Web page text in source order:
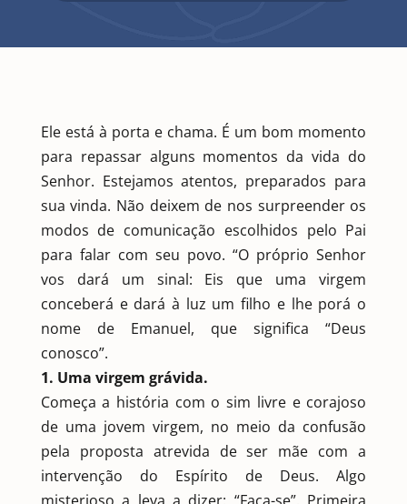
Ele está à porta e chama. É um bom momento
para repassar alguns momentos da vida do
Senhor. Estejamos atentos, preparados para
sua vinda. Não deixem de nos surpreender os
modos de comunicação escolhidos pelo Pai
para falar com seu povo. “O próprio Senhor
vos dará um sinal: Eis que uma virgem
conceberá e dará à luz um filho e lhe porá o
nome de Emanuel, que significa “Deus
conosco”.
1. Uma virgem grávida.
Começa a história com o sim livre e corajoso
de uma jovem virgem, no meio da confusão
pela proposta atrevida de ser mãe com a
intervenção do Espírito de Deus. Algo